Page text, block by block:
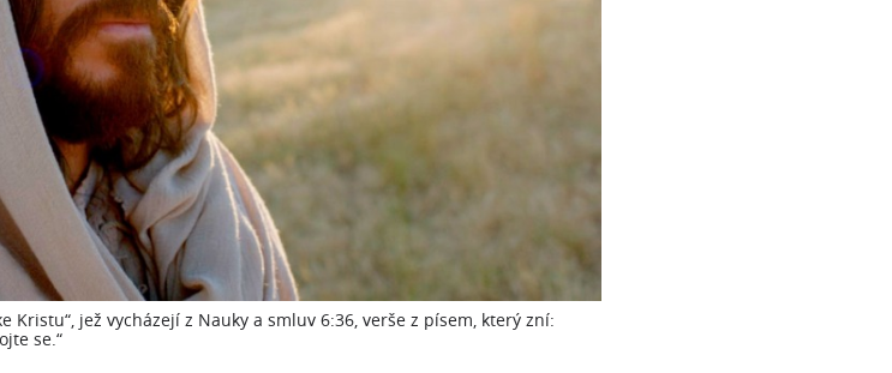
jež vycházejí z Nauky a smluv 6:36, verše z písem, který zní:
se.“